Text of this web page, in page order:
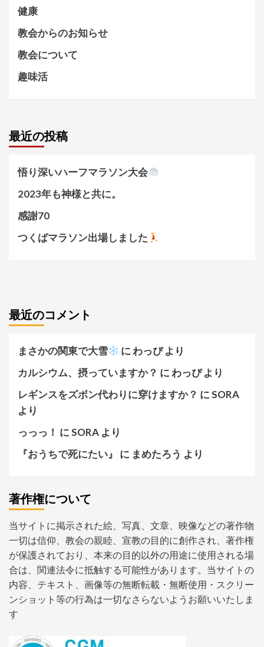
健康
教会からのお知らせ
教会について
趣味活
最近の投稿
悟り深いハーフマラソン大会
2023年も神様と共に。
感謝70
つくばマラソン出場しました
最近のコメント
まさかの関東で大雪 に わっぴより
カルシウム、摂っていますか？ に わっぴより
レギンスをズボン代わりに穿けますか？ にSORA
より
っっっ！ にSORA より
『おうちで死にたい』
に まめたろう より
著作権について
当サイトに掲示された絵、写真、文章、映像などの著作物
一切は信仰、教会の親睦、宣教の目的に創作され、著作権
が保護されており、本来の目的以外の用途に使用される場
合は、関連法令に抵触する可能性があります。当サイトの
内容、テキスト、画像等の無断転載・無断使用・スクリー
ンショット等の行為は一切なさらないようお願いいたしま
す